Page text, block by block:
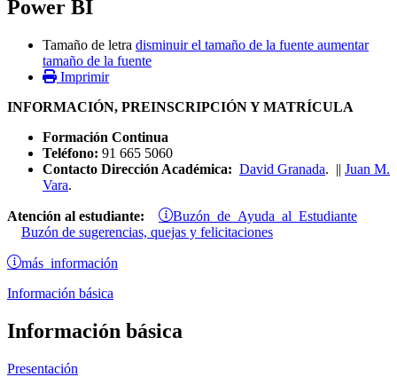
Power BI
Tamaño de letra disminuir el tamaño de la fuente aumentar
tamaño de la fuente
Imprimir
INFORMACIÓN, PREINSCRIPCIÓN Y MATRÍCULA
Formación Continua
Teléfono: 91 665 5060
Contacto Dirección Académica: David Granada. || Juan M.
Vara.
Atención al estudiante: Buzón de Ayuda al Estudiante
Buzón de sugerencias, quejas y felicitaciones
más información
Información básica
Información básica
Presentación